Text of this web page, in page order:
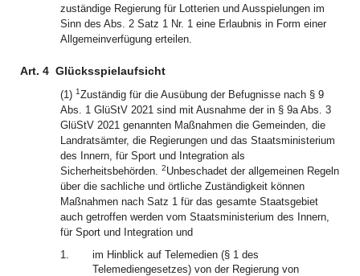
zuständige Regierung für Lotterien und Ausspielungen im
Sinn des Abs. 2 Satz 1 Nr. 1 eine Erlaubnis in Form einer
Allgemeinverfügung erteilen.
Art. 4 Glücksspielaufsicht
(1) 1Zuständig für die Ausübung der Befugnisse nach § 9
Abs. 1 GlüStV 2021 sind mit Ausnahme der in § 9a Abs. 3
GlüStV 2021 genannten Maßnahmen die Gemeinden, die
Landratsämter, die Regierungen und das Staatsministerium
des Innern, für Sport und Integration als
Sicherheitsbehörden. 2Unbeschadet der allgemeinen Regeln
über die sachliche und örtliche Zuständigkeit können
Maßnahmen nach Satz 1 für das gesamte Staatsgebiet
auch getroffen werden vom Staatsministerium des Innern,
für Sport und Integration und
1.
im Hinblick auf Telemedien (§ 1 des
Telemediengesetzes) von der Regierung von